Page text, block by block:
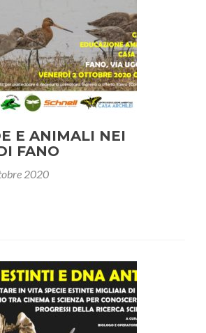
E ANIMALI NEI
FANO
2020